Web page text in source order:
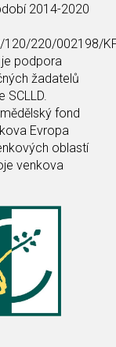
2014-2020
220/002198/
podpora
žadatelů
SCLLD.